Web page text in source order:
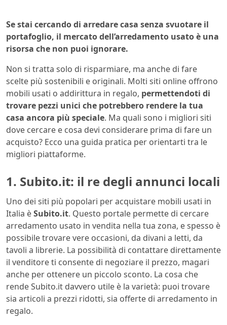
Se stai cercando di arredare casa senza svuotare il
portafoglio, il mercato dell’arredamento usato è una
risorsa che non puoi ignorare.
Non si tratta solo di risparmiare, ma anche di fare
scelte più sostenibili e originali. Molti siti online offrono
mobili usati o addirittura in regalo, permettendoti di
trovare pezzi unici che potrebbero rendere la tua
casa ancora più speciale. Ma quali sono i migliori siti
dove cercare e cosa devi considerare prima di fare un
acquisto? Ecco una guida pratica per orientarti tra le
migliori piattaforme.
1. Subito.it: il re degli annunci locali
Uno dei siti più popolari per acquistare mobili usati in
Italia èSubito.it. Questo portale permette di cercare
arredamento usato in vendita nella tua zona, e spesso è
possibile trovare vere occasioni, da divani a letti, da
tavoli a librerie. La possibilità di contattare direttamente
il venditore ti consente di negoziare il prezzo, magari
anche per ottenere un piccolo sconto. La cosa che
rende Subito.it davvero utile è la varietà: puoi trovare
sia articoli a prezzi ridotti, sia offerte di arredamento in
regalo.